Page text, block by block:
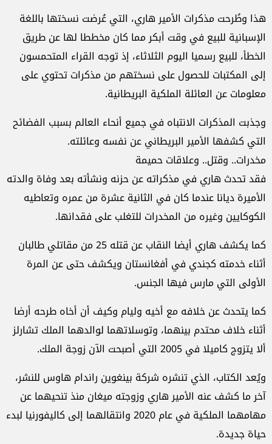
هذا وطُرحت مذكرات الأمير هاري، التي عُرضت نسختها باللغة
الإسبانية للبيع في وقت أبكر مما كان مخططا لها عن طريق
الخطأ، للبيع رسميا اليوم الثلاثاء، إذ توجه القراء المتحمسون
إلى المكتبات للحصول على نسختهم من مذكرات تحتوي على
معلومات عن العائلة الملكية البريطانية.
وجذبت المذكرات الانتباه في جميع أنحاء العالم بسبب الفضائح
التي كشفها الأمير البريطاني عن نفسه وعائلته.
مخدرات.. وقتل.. وعلاقات حميمة
فقد تحدث هاري في مذكراته عن حزنه ونشأته بعد وفاة والدته
الأميرة ديانا عندما كان في الثانية عشرة من عمره وتعاطيه
الكوكايين وغيره من المخدرات للتغلب على فقدانها.
كما يكشف هاري أيضا النقاب عن قتله 25 من مقاتلي طالبان
أثناء خدمته كجندي في أفغانستان ويكشف حتى عن المرة
الأولى التي مارس فيها الجنس.
كما يتحدث عن خلافه مع أخيه وليام وكيف أن أخاه طرحه أرضا
أثناء خلاف محتدم بينهما، وتوسلاتهما لوالدهما الملك تشارلز
ألا يتزوج كاميلا في 2005 التي أصبحت الآن زوجة الملك.
ويُعد الكتاب، الذي تنشره شركة بينغوين راندام هاوس للنشر،
آخر ما كشف عنه الأمير هاري وزوجته ميغان منذ تنحيهما عن
مهامهما الملكية في عام 2020 وانتقالهما إلى كاليفورنيا لبدء
حياة جديدة.